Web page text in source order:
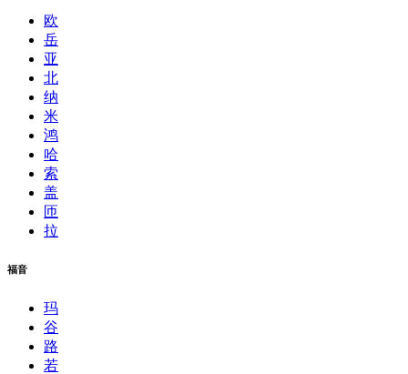
欧
岳
亚
北
纳
米
鸿
哈
索
盖
匝
拉
福音
玛
谷
路
若